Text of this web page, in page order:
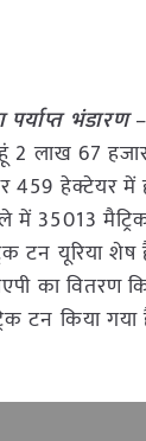
भंडारण
लाख 67
459 हेक्टेयर
में 35013
यूरिया शेष
का वितरण
टन किया